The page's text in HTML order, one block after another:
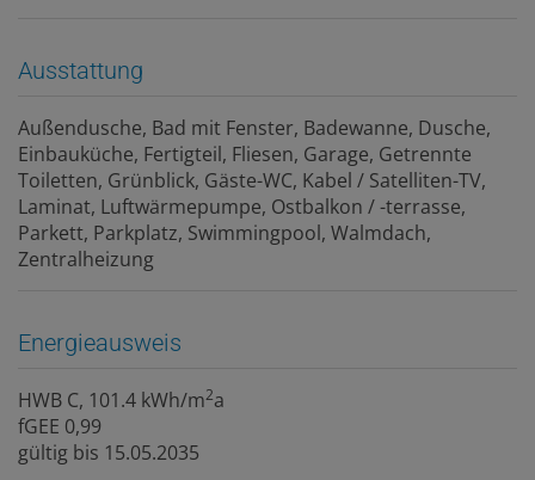
Ausstattung
Außendusche Bad mit Fenster Badewanne Dusche
Einbauküche Fertigteil Fliesen Garage Getrennte
Toiletten Grünblick Gäste-WC Kabel / Satelliten-TV
Laminat Luftwärmepumpe Ostbalkon / -terrasse
Parkett Parkplatz Swimmingpool Walmdach
Zentralheizung
Energieausweis
HWB C, 101.4 kWh/m2a
fGEE 0,99
gültig bis 15.05.2035